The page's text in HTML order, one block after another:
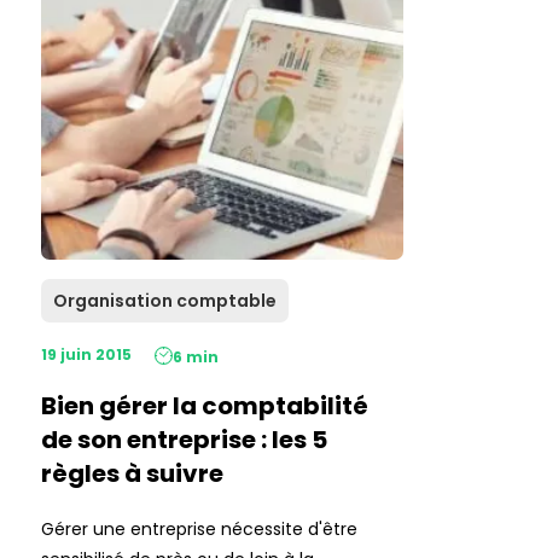
Organisation comptable
19 juin 2015 6 min
Bien gérer la comptabilité
de son entreprise : les 5
règles à suivre
Gérer une entreprise nécessite d'être